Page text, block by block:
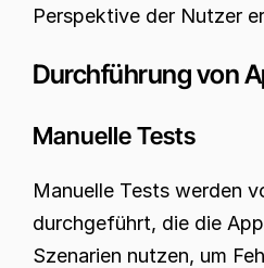
Perspektive der Nutzer
Durchführung von
Manuelle Tests
Manuelle Tests werden
durchgeführt, die die
Szenarien nutzen, um